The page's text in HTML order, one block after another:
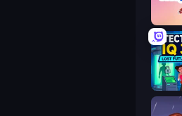
Fill